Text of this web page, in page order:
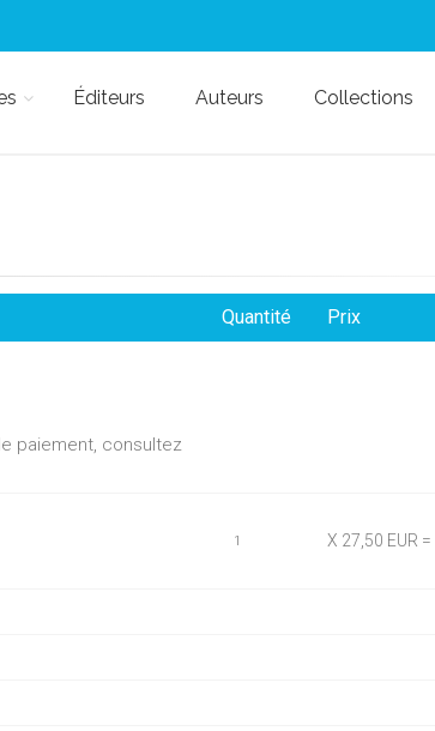
Éditeurs Auteurs Collections
paiement, consultez
Quantité Prix
1 X 27,50 EUR =